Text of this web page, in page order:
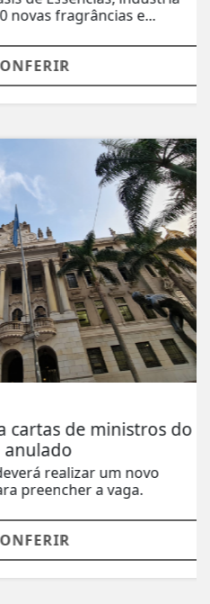
fragrâncias e...
de ministros do
realizar um novo
a vaga.